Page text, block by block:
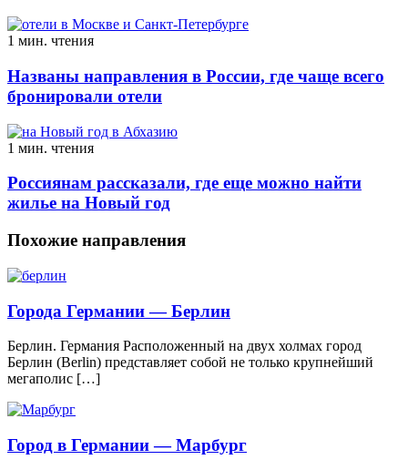
1 мин. чтения
Названы направления в России, где чаще всего
бронировали отели
1 мин. чтения
Россиянам рассказали, где еще можно найти
жилье на Новый год
Похожие направления
Города Германии — Берлин
Берлин. Германия Расположенный на двух холмах город
Берлин (Berlin) представляет собой не только крупнейший
мегаполис […]
Город в Германии — Марбург